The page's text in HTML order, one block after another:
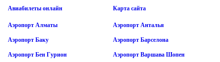
Авиабилеты онлайн Карта сайта
Аэропорт Алматы Аэропорт Анталья
Аэропорт Баку Аэропорт Барселона
Аэропорт Бен Гурион Аэропорт Варшава Шопен